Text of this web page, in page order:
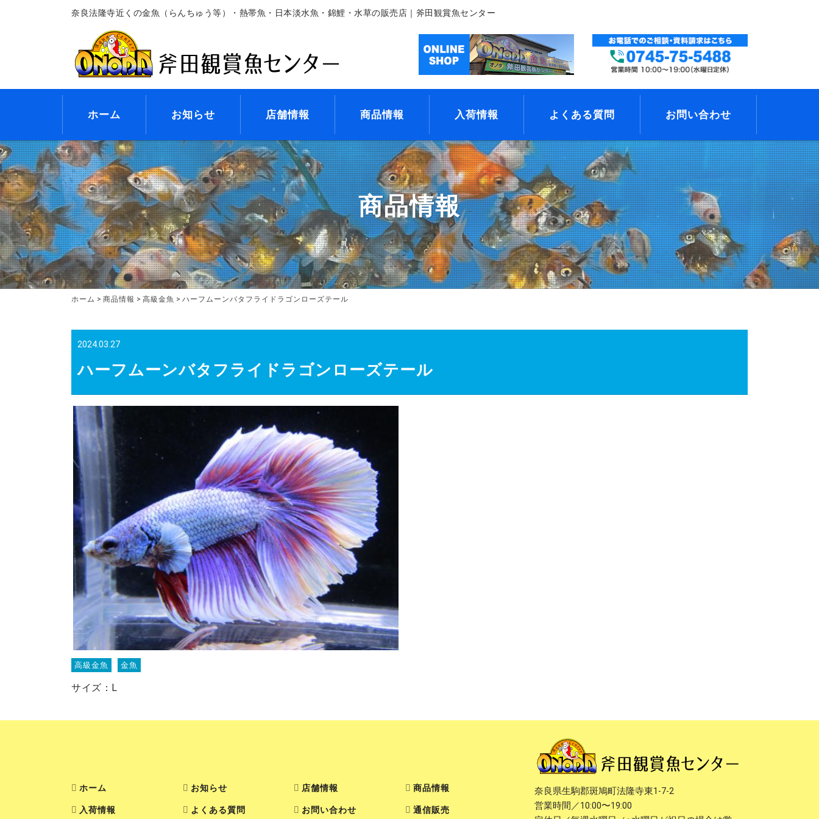
奈良法隆寺近くの金魚（らんちゅう等）・熱帯魚・日本淡水魚・錦鯉・水草の販売店｜斧田観賞魚センター
ホーム お知らせ 店舗情報 商品情報 入荷情報 よくある質問 お問い合わせ
商品情報
ホーム > 商品情報 > 高級金魚 > ハーフムーンバタフライドラゴンローズテール
2024.03.27
ハーフムーンバタフライドラゴンローズテール
高級金魚 金魚
サイズ：L
ホーム お知らせ 店舗情報 商品情報
入荷情報 よくある質問 お問い合わせ 通信販売
奈良県生駒郡斑鳩町法隆寺東1-7-2
営業時間／10:00〜19:00